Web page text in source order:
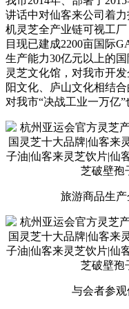
讲话中对仙客来公司着
机灵芝全产业链可视工
目现已建成2200亩国际
生产能力30亿元以上的
灵芝文化馆，对我市开
阳文化、庐山文化相结
对我市“决战工业一万亿
旅游商品生
与会者参